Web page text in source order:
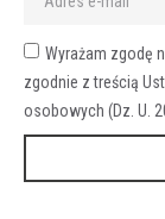
Wyrażam zgodę
zgodnie z treścią
osobowych (Dz. U.